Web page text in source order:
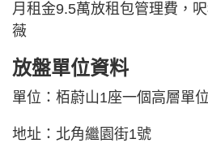
月租金9.5萬放租包管理費，
薇
放盤單位資料
單位：栢蔚山1座一個高層單位
地址：北角繼園街1號